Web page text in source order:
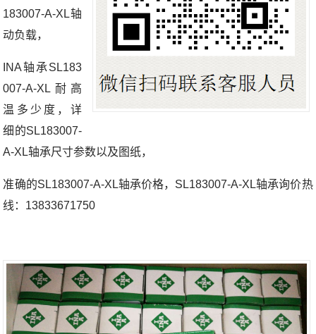
183007-A-XL轴
动负载，
INA轴承SL183
007-A-XL耐高
温多少度，详
细的SL183007-
A-XL轴承尺寸参数以及图纸，
准确的SL183007-A-XL轴承价格，SL183007-A-XL轴承询价热
线：13833671750